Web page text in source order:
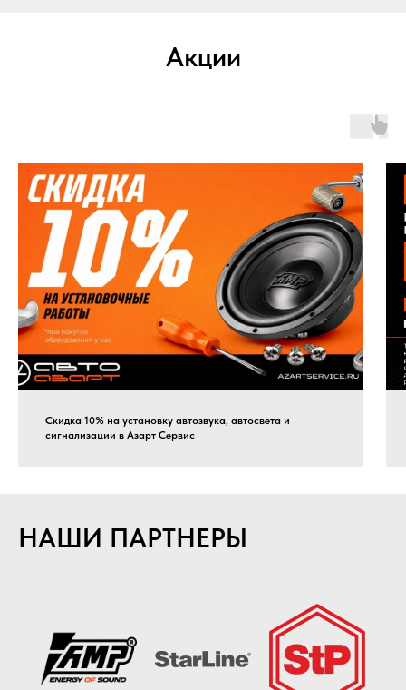
Акции
Скидка 10% на установку автозвука, автосвета и
сигнализации в Азарт Сервис
НАШИ ПАРТНЕРЫ